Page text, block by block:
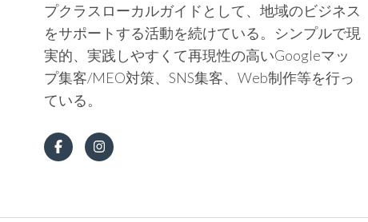
プクラスローカルガイドとして、地域のビジネス
をサポートする活動を続けている。シンプルで現
実的、実践しやすくて再現性の高いGoogleマッ
プ集客/MEO対策、SNS集客、Web制作等を行っ
ている。